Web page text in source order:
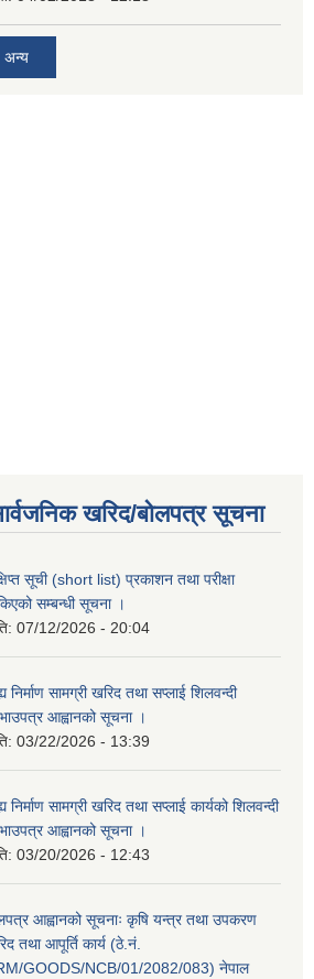
अन्य
खरिद/बोलपत्र सूचना
सूची (short list) प्रकाशन तथा परीक्षा
सम्बन्धी सूचना ।
07/12/2026 - 20:04
निर्माण सामग्री खरिद तथा सप्लाई शिलवन्दी
आह्वानको सूचना ।
03/22/2026 - 13:39
निर्माण सामग्री खरिद तथा सप्लाई कार्यको शिलवन्दी
आह्वानको सूचना ।
03/20/2026 - 12:43
आह्वानको सूचनाः कृषि यन्त्र तथा उपकरण
तथा आपूर्ति कार्य (ठे.नं.
GOODS/NCB/01/2082/083) नेपाल